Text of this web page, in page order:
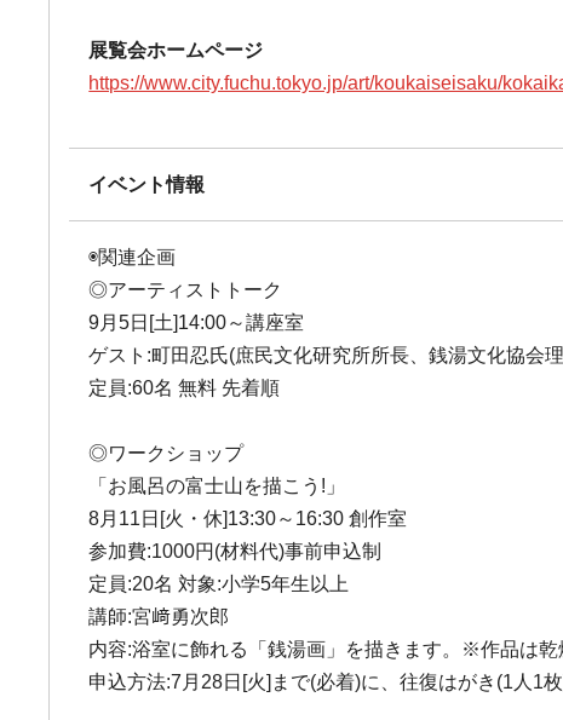
展覧会ホームページ
https://www.city.fuchu.tokyo.jp/art/koukaiseisaku/
イベント情報
◉関連企画
◎アーティストトーク
9月5日[土]14:00～講座室
ゲスト:町田忍氏(庶民文化研究所所長、銭湯文化協会
定員:60名 無料 先着順
◎ワークショップ
「お風呂の富士山を描こう!」
8月11日[火・休]13:30～16:30 創作室
参加費:1000円(材料代)事前申込制
定員:20名 対象:小学5年生以上
講師:宮﨑勇次郎
内容:浴室に飾れる「銭湯画」を描きます。※作品は乾
申込方法:7月28日[火]まで(必着)に、往復はがき(1人1